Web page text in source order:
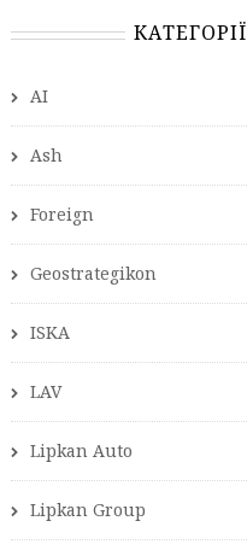
КАТЕГОРІЇ
AI
Ash
Foreign
Geostrategikon
ISKA
LAV
Lipkan Auto
Lipkan Group